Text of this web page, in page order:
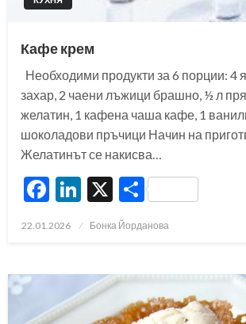
Кафе крем
Необходими продукти за 6 порции: 4
захар, 2 чаени лъжици брашно, ½ л
желатин, 1 кафена чаша кафе, 1
шоколадови пръчици Начин на
Желатинът се накисва…
Facebook
LinkedIn
X Share
Posted
22.01.2026 Бонка Йорданова